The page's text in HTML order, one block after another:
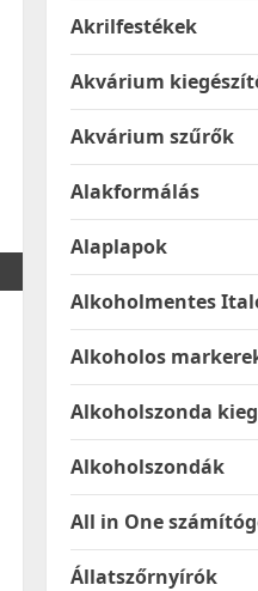
Akrilfestékek
Akvárium
Akvárium szűrők
Alakformálás
Alaplapok
Alkoholmentes
Alkoholos
Alkoholszonda
Alkoholszondák
All in One
Állatszőrnyírók